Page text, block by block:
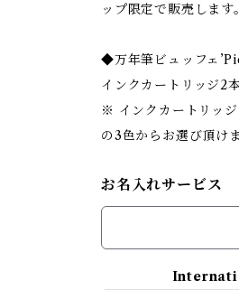
ップ限定で販売します。
◆万年筆ビュッフェ
インクカートリッジ2本
※ インクカートリッ
の3色からお選び頂けま
お名入れサービス